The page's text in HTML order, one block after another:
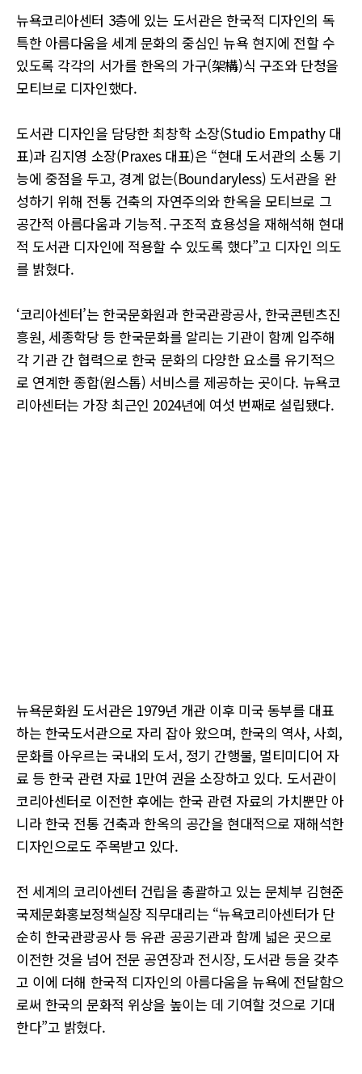
뉴욕코리아센터 3층에 있는 도서관은 한국적 디자인의 독
특한 아름다움을 세계 문화의 중심인 뉴욕 현지에 전할 수
있도록 각각의 서가를 한옥의 가구(架構)식 구조와 단청을
모티브로 디자인했다.
도서관 디자인을 담당한 최창학 소장(Studio Empathy 대
표)과 김지영 소장(Praxes 대표)은 “현대 도서관의 소통 기
능에 중점을 두고, 경계 없는(Boundaryless) 도서관을 완
성하기 위해 전통 건축의 자연주의와 한옥을 모티브로 그
공간적 아름다움과 기능적․구조적 효용성을 재해석해 현대
적 도서관 디자인에 적용할 수 있도록 했다”고 디자인 의도
를 밝혔다.
‘코리아센터’는 한국문화원과 한국관광공사, 한국콘텐츠진
흥원, 세종학당 등 한국문화를 알리는 기관이 함께 입주해
각 기관 간 협력으로 한국 문화의 다양한 요소를 유기적으
로 연계한 종합(원스톱) 서비스를 제공하는 곳이다. 뉴욕코
리아센터는 가장 최근인 2024년에 여섯 번째로 설립됐다.
뉴욕문화원 도서관은 1979년 개관 이후 미국 동부를 대표
하는 한국도서관으로 자리 잡아 왔으며, 한국의 역사, 사회,
문화를 아우르는 국내외 도서, 정기 간행물, 멀티미디어 자
료 등 한국 관련 자료 1만여 권을 소장하고 있다. 도서관이
코리아센터로 이전한 후에는 한국 관련 자료의 가치뿐만 아
니라 한국 전통 건축과 한옥의 공간을 현대적으로 재해석한
디자인으로도 주목받고 있다.
전 세계의 코리아센터 건립을 총괄하고 있는 문체부 김현준
국제문화홍보정책실장 직무대리는 “뉴욕코리아센터가 단
순히 한국관광공사 등 유관 공공기관과 함께 넓은 곳으로
이전한 것을 넘어 전문 공연장과 전시장, 도서관 등을 갖추
고 이에 더해 한국적 디자인의 아름다움을 뉴욕에 전달함으
로써 한국의 문화적 위상을 높이는 데 기여할 것으로 기대
한다”고 밝혔다.